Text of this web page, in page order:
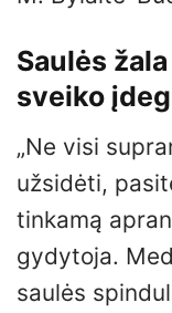
Saulės
sveiko
„Ne visi
užsidėti,
tinkamą
gydytoja.
saulės